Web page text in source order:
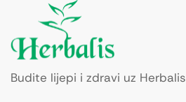
Budite lijepi i zdravi uz Herbalis